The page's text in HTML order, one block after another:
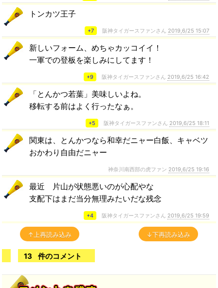
トンカツ王子
+7 阪神タイガースファンさん 2019,6/25 15:07
新しいフォーム、めちゃカッコイイ！
一軍での登板を楽しみにしてます！
+9 阪神タイガースファンさん 2019,6/25 16:42
「とんかつ若葉」美味しいよね。
移転する前はよく行ったなぁ。
+5 阪神タイガースファンさん 2019,6/25 18:11
関東は、とんかつなら和幸だニャー白飯、キャベツ
おかわり自由だニャー
神奈川南西部の虎ファン 2019,6/25 19:16
最近 片山が状態悪いのが心配やな
支配下はまだ当分無理みたいだな残念
+4 阪神タイガースファンさん 2019,6/25 19:59
↑上再読み込み ↓下再読み込み
13 件のコメント